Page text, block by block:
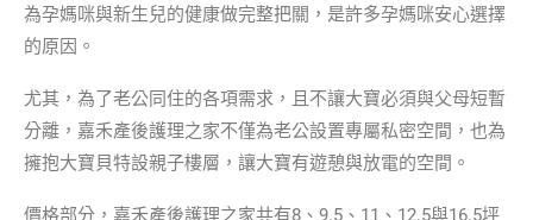
為孕媽咪與新生兒的健康做完整把關，是許多孕媽咪安心選擇
的原因。
尤其，為了老公同住的各項需求，且不讓大寶必須與父母短暫
分離，嘉禾產後護理之家不僅為老公設置專屬私密空間，也為
擁抱大寶貝特設親子樓層，讓大寶有遊憩與放電的空間。
價格部分，嘉禾產後護理之家共有8、9.5、11、12.5與16.5坪